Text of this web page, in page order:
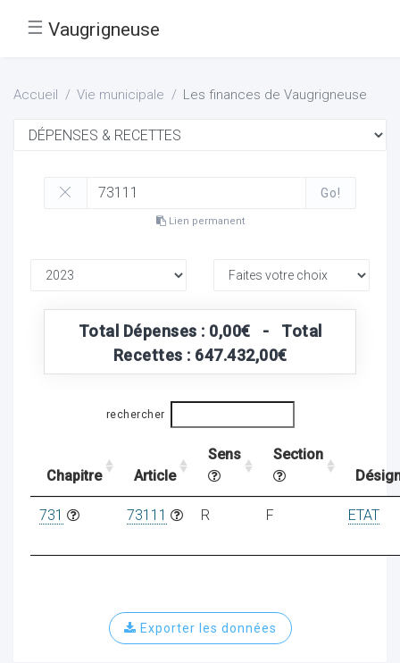
☰ Vaugrigneuse
Accueil Vie municipale Les finances de Vaugrigneuse
Go!
Lien permanent
Total Dépenses : 0,00€ - Total
Recettes : 647.432,00€
rechercher
Chapitre Article
Sens
Section
731 73111 R F ETAT
Exporter les données